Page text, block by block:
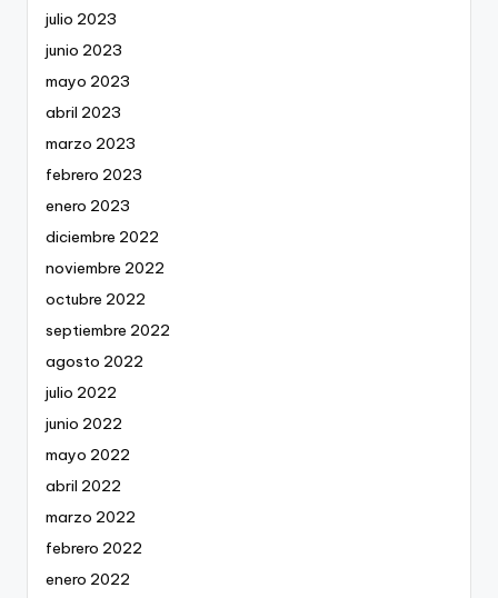
julio 2023
junio 2023
mayo 2023
abril 2023
marzo 2023
febrero 2023
enero 2023
diciembre 2022
noviembre 2022
octubre 2022
septiembre 2022
agosto 2022
julio 2022
junio 2022
mayo 2022
abril 2022
marzo 2022
febrero 2022
enero 2022